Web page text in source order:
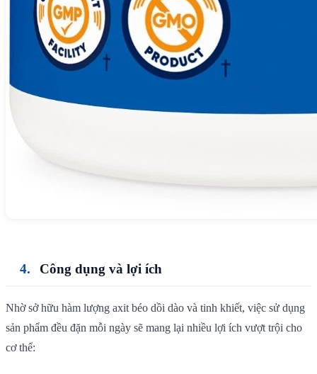
Công dụng và lợi ích
Nhờ sở hữu hàm lượng axit béo dồi dào và tinh khiết, việc sử dụng
sản phẩm đều đặn mỗi ngày sẽ mang lại nhiều lợi ích vượt trội cho
cơ thể: